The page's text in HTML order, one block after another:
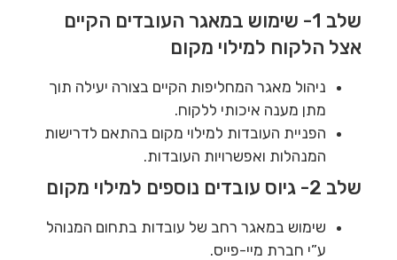
שלב 1- שימוש במאגר העובדים הקיים
אצל הלקוח למילוי מקום
ניהול מאגר המחליפות הקיים בצורה יעילה תוך
מתן מענה איכותי ללקוח.
הפניית העובדות למילוי מקום בהתאם לדרישות
המנהלות ואפשרויות העובדות.
שלב 2- גיוס עובדים נוספים למילוי מקום
שימוש במאגר רחב של עובדות בתחום המנוהל
ע”י חברת מיי-פייס.